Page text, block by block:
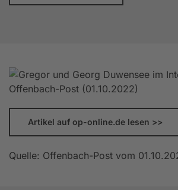
Artikel auf op-online.de lesen >>
Quelle: Offenbach-Post vom